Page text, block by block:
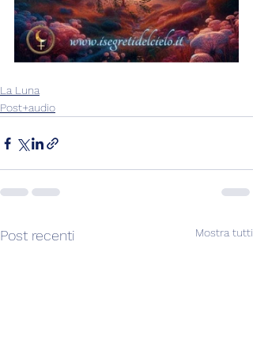
La Luna
Post+audio
Post recenti Mostra tutti